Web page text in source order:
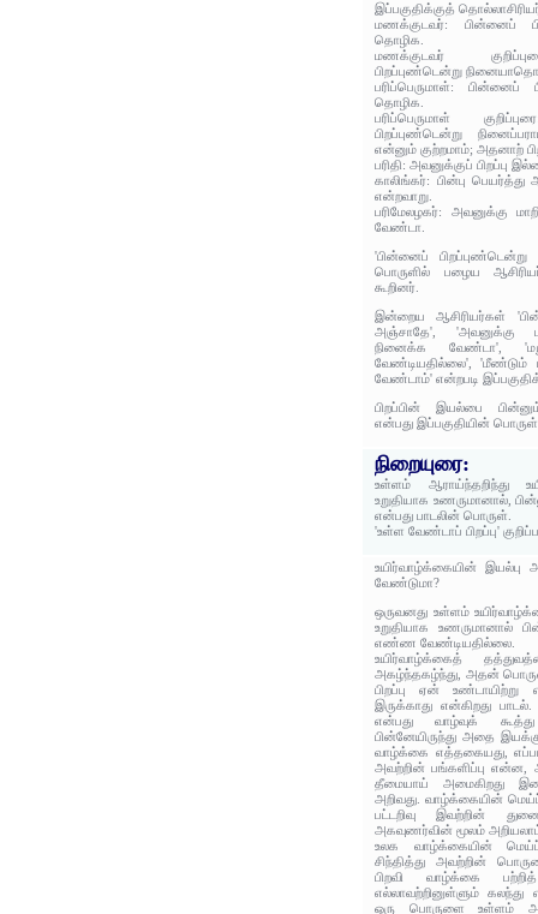
இப்பகுதிக்குத்
மணக்குடவர்: பின்னைப்
தொழிக.
மணக்குடவர்
பிறப்புண்டென்று
பரிப்பெருமாள்: பின்னைப்
தொழிக.
பரிப்பெருமாள்
பிறப்புண்டென்று
என்னும் குற்றமாம்; அதனாற்
பரிதி: அவனுக்குப் பிறப்பு
காலிங்கர்: பின்பு
என்றவாறு.
பரிமேலழகர்: அவனுக்கு
வேண்டா.
'பின்னைப்
பொருளில் பழைய
கூறினர்.
இன்றைய ஆசிரியர்கள்
அஞ்சாதே', 'அவனுக்கு
நினைக்க வேண்டா',
வேண்டியதில்லை', 'மீண்டும்
வேண்டாம்' என்றபடி
பிறப்பின் இயல்பை
என்பது இப்பகுதியின்
நிறையுரை:
உள்ளம் ஆராய்ந்தறிந்து
உறுதியாக உணருமானால்,
என்பது பாடலின் பொருள்.
'உள்ள வேண்டாப் பிறப்பு'
உயிர்வாழ்க்கையின் இயல்பு
வேண்டுமா?
ஒருவனது உள்ளம்
உறுதியாக உணருமானால்
எண்ண வேண்டியதில்லை.
உயிர்வாழ்க்கைத்
அகழ்ந்தகழ்ந்து, அதன்
பிறப்பு ஏன்
இருக்காது என்கிறது
என்பது வாழ்வுக்
பின்னேயிருந்து அதை
வாழ்க்கை எத்தகையது,
அவற்றின் பங்களிப்பு என்ன,
தீமையாய் அமைகிறது
அறிவது. வாழ்க்கையின்
பட்டறிவு இவற்றின்
அகவுணர்வின் மூலம்
உலக வாழ்க்கையின்
சிந்தித்து அவற்றின்
பிறவி வாழ்க்கை
எல்லாவற்றினுள்ளும் கலந்து
ஒரு பொருளை உள்ளம்